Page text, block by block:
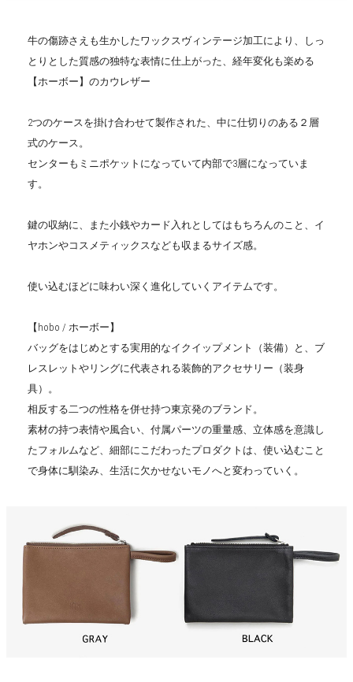
牛の傷跡さえも生かしたワックスヴィンテージ加工により、しっ
とりとした質感の独特な表情に仕上がった、経年変化も楽める
【ホーボー】のカウレザー
2つのケースを掛け合わせて製作された、中に仕切りのある２層
式のケース。
センターもミニポケットになっていて内部で3層になっていま
す。
鍵の収納に、また小銭やカード入れとしてはもちろんのこと、イ
ヤホンやコスメティックスなども収まるサイズ感。
使い込むほどに味わい深く進化していくアイテムです。
【hobo / ホーボー】
バッグをはじめとする実用的なイクイップメント（装備）と、ブ
レスレットやリングに代表される装飾的アクセサリー（装身
具）。
相反する二つの性格を併せ持つ東京発のブランド。
素材の持つ表情や風合い、付属パーツの重量感、立体感を意識し
たフォルムなど、細部にこだわったプロダクトは、使い込むこと
で身体に馴染み、生活に欠かせないモノへと変わっていく。